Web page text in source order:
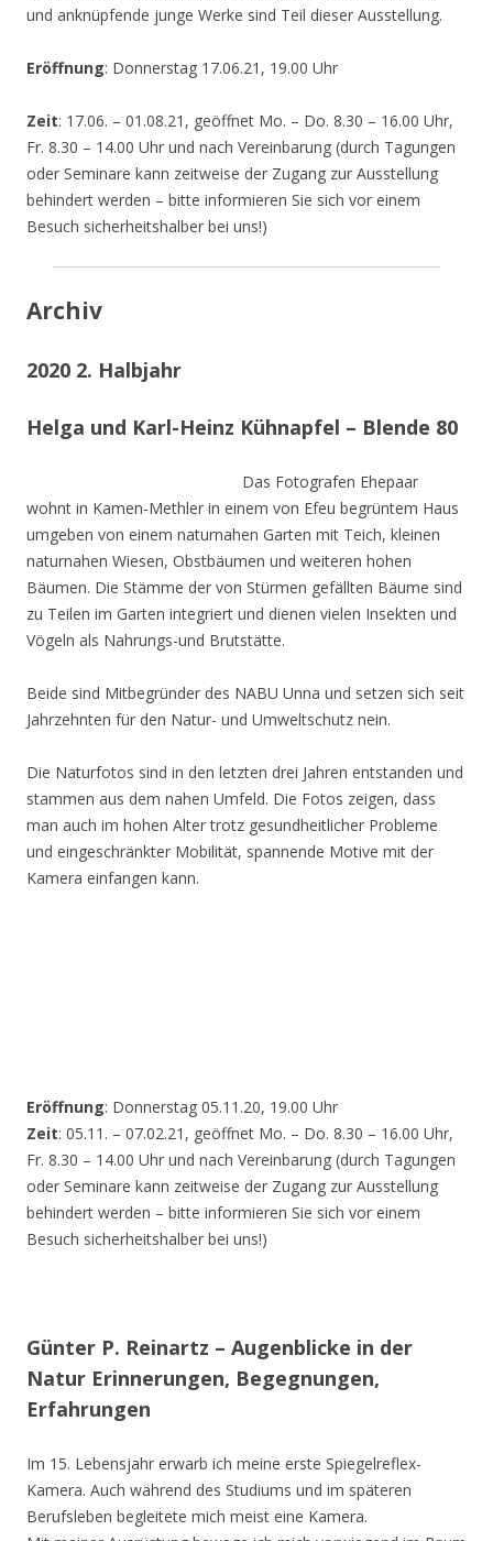
und anknüpfende junge Werke sind Teil dieser Ausstellung.
Eröffnung: Donnerstag 17.06.21, 19.00 Uhr
Zeit: 17.06. – 01.08.21, geöffnet Mo. – Do. 8.30 – 16.00 Uhr,
Fr. 8.30 – 14.00 Uhr und nach Vereinbarung (durch Tagungen
oder Seminare kann zeitweise der Zugang zur Ausstellung
behindert werden – bitte informieren Sie sich vor einem
Besuch sicherheitshalber bei uns!)
Archiv
2020 2. Halbjahr
Helga und Karl-Heinz Kühnapfel – Blende 80
Das Fotografen Ehepaar
wohnt in Kamen-Methler in einem von Efeu begrüntem Haus
umgeben von einem naturnahen Garten mit Teich, kleinen
naturnahen Wiesen, Obstbäumen und weiteren hohen
Bäumen. Die Stämme der von Stürmen gefällten Bäume sind
zu Teilen im Garten integriert und dienen vielen Insekten und
Vögeln als Nahrungs-und Brutstätte.
Beide sind Mitbegründer des NABU Unna und setzen sich seit
Jahrzehnten für den Natur- und Umweltschutz nein.
Die Naturfotos sind in den letzten drei Jahren entstanden und
stammen aus dem nahen Umfeld. Die Fotos zeigen, dass
man auch im hohen Alter trotz gesundheitlicher Probleme
und eingeschränkter Mobilität, spannende Motive mit der
Kamera einfangen kann.
Eröffnung: Donnerstag 05.11.20, 19.00 Uhr
Zeit: 05.11. – 07.02.21, geöffnet Mo. – Do. 8.30 – 16.00 Uhr,
Fr. 8.30 – 14.00 Uhr und nach Vereinbarung (durch Tagungen
oder Seminare kann zeitweise der Zugang zur Ausstellung
behindert werden – bitte informieren Sie sich vor einem
Besuch sicherheitshalber bei uns!)
Günter P. Reinartz – Augenblicke in der
Natur Erinnerungen, Begegnungen,
Erfahrungen
Im 15. Lebensjahr erwarb ich meine erste Spiegelreflex-
Kamera. Auch während des Studiums und im späteren
Berufsleben begleitete mich meist eine Kamera.